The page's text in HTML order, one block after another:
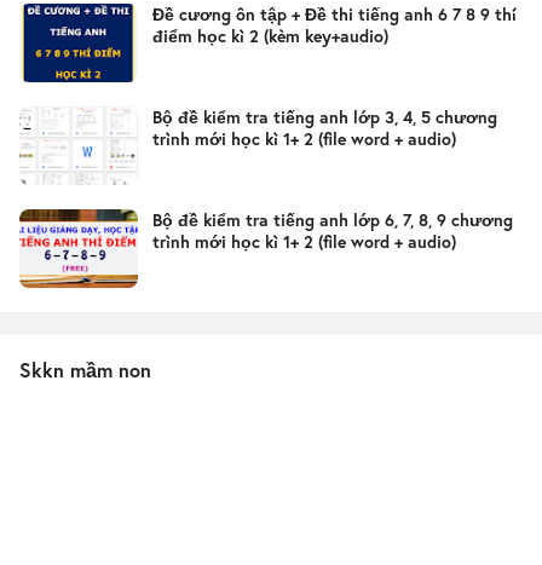
Đề cương ôn tập + Đề thi tiếng anh 6 7 8 9 thí
điểm học kì 2 (kèm key+audio)
Bộ đề kiểm tra tiếng anh lớp 3, 4, 5 chương
trình mới học kì 1+ 2 (file word + audio)
Bộ đề kiểm tra tiếng anh lớp 6, 7, 8, 9 chương
trình mới học kì 1+ 2 (file word + audio)
Skkn mầm non